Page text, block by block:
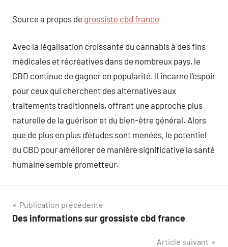
Source à propos de grossiste cbd france
Avec la légalisation croissante du cannabis à des fins
médicales et récréatives dans de nombreux pays, le
CBD continue de gagner en popularité. Il incarne l’espoir
pour ceux qui cherchent des alternatives aux
traitements traditionnels, offrant une approche plus
naturelle de la guérison et du bien-être général. Alors
que de plus en plus d’études sont menées, le potentiel
du CBD pour améliorer de manière significative la santé
humaine semble prometteur.
Navigation
de
Publication précédente
Des informations sur grossiste cbd france
Article suivant